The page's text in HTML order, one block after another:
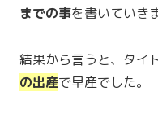
までの事を書いていき
結果から言うと、タイ
の出産で早産でした。